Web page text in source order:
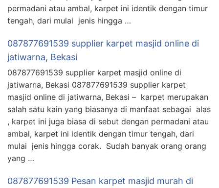
permadani atau ambal, karpet ini identik dengan timur
tengah, dari mulai jenis hingga …
087877691539 supplier karpet masjid online di
jatiwarna, Bekasi
087877691539 supplier karpet masjid online di
jatiwarna, Bekasi 087877691539 supplier karpet
masjid online di jatiwarna, Bekasi – karpet merupakan
salah satu kain yang biasanya di manfaat sebagai alas
, karpet ini juga biasa di sebut dengan permadani atau
ambal, karpet ini identik dengan timur tengah, dari
mulai jenis hingga corak. Sudah banyak orang orang
yang …
087877691539 Pesan karpet masjid murah di